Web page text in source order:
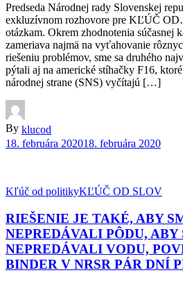
Predseda Národnej rady Slovenskej
exkluzívnom rozhovore pre KĽÚČ
otázkam. Okrem zhodnotenia súčasnej
zameriava najmä na vyťahovanie
riešeniu problémov, sme sa druhého
pýtali aj na americké stíhačky F16,
národnej strane (SNS) vyčítajú […]
By klucod
18. februára 202018. februára 2020
Kľúč od politikyKĽÚČ OD SLOV
RIEŠENIE JE TAKÉ, ABY
NEPREDÁVALI PÔDU, ABY
NEPREDÁVALI VODU,
BINDER V NRSR PÁR DNÍ